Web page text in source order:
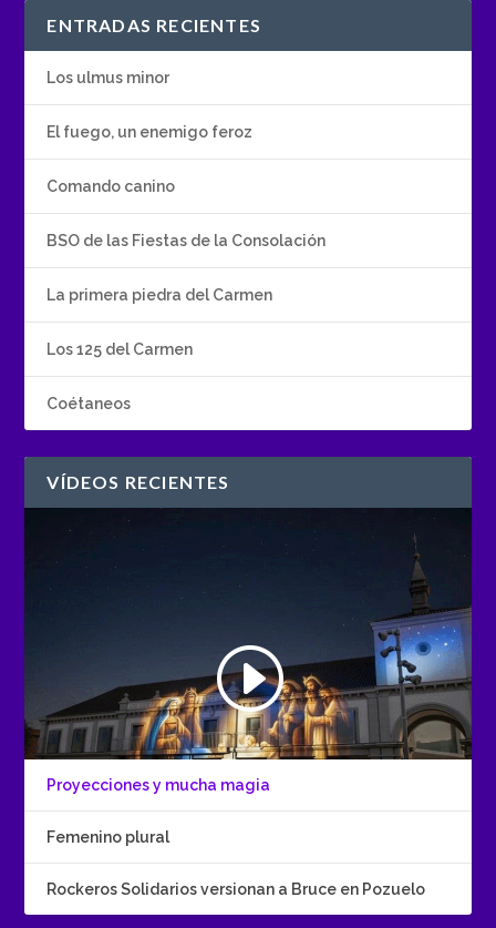
ENTRADAS RECIENTES
Los ulmus minor
El fuego, un enemigo feroz
Comando canino
BSO de las Fiestas de la Consolación
La primera piedra del Carmen
Los 125 del Carmen
Coétaneos
VÍDEOS RECIENTES
Proyecciones y mucha magia
Femenino plural
Rockeros Solidarios versionan a Bruce en Pozuelo